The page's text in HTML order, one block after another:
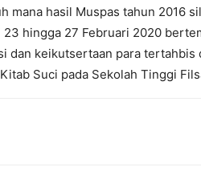
mana hasil Muspas tahun 2016
hingga 27 Februari 2020
dan keikutsertaan para tertahbis
Suci pada Sekolah Tinggi